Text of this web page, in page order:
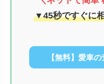
▼45秒ですぐに
【無料】愛車